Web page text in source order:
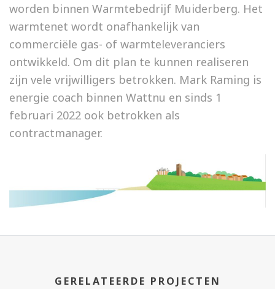
worden binnen Warmtebedrijf Muiderberg. Het
warmtenet wordt onafhankelijk van
commerciële gas- of warmteleveranciers
ontwikkeld. Om dit plan te kunnen realiseren
zijn vele vrijwilligers betrokken. Mark Raming is
energie coach binnen Wattnu en sinds 1
februari 2022 ook betrokken als
contractmanager.
GERELATEERDE PROJECTEN